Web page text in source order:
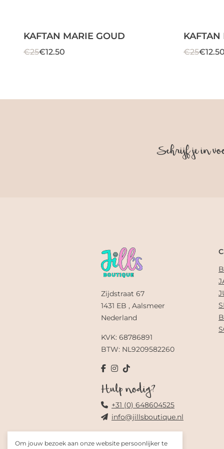
Om jouw bezoek aan onze website persoonlijker te
KAFTAN MARIE GOUD
€25€12.50 €25
Schrijf je in
Zijdstraat 67
1431 EB , Aalsmeer
Nederland
KVK: 68786891
BTW: NL9209582260
Hulp nodig?
+31 (0) 648604525
info@jillsboutique.nl